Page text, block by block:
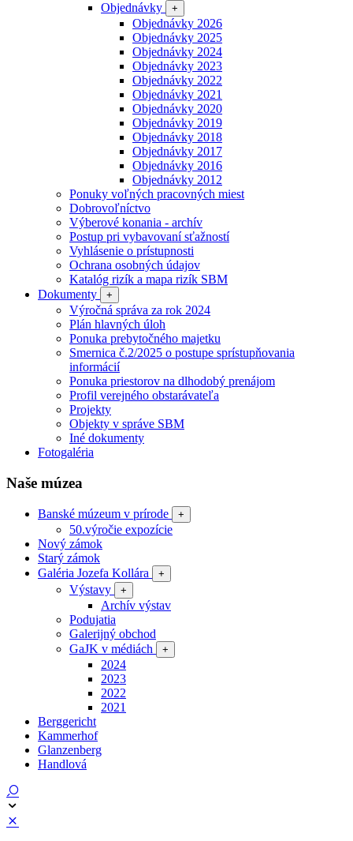
Objednávky
+
Objednávky 2026
Objednávky 2025
Objednávky 2024
Objednávky 2023
Objednávky 2022
Objednávky 2021
Objednávky 2020
Objednávky 2019
Objednávky 2018
Objednávky 2017
Objednávky 2016
Objednávky 2012
Ponuky voľných pracovných miest
Dobrovoľníctvo
Výberové konania - archív
Postup pri vybavovaní sťažností
Vyhlásenie o prístupnosti
Ochrana osobných údajov
Katalóg rizík a mapa rizík SBM
Dokumenty
+
Výročná správa za rok 2024
Plán hlavných úloh
Ponuka prebytočného majetku
Smernica č.2/2025 o postupe sprístupňovania
informácií
Ponuka priestorov na dlhodobý prenájom
Profil verejného obstarávateľa
Projekty
Objekty v správe SBM
Iné dokumenty
Fotogaléria
Naše múzea
Banské múzeum v prírode +
50.výročie expozície
Nový zámok
Starý zámok
Galéria Jozefa Kollára
+
Výstavy +
Archív výstav
Podujatia
Galerijný obchod
GaJK v médiách
+
2024
2023
2022
2021
Berggericht
Kammerhof
Glanzenberg
Handlová